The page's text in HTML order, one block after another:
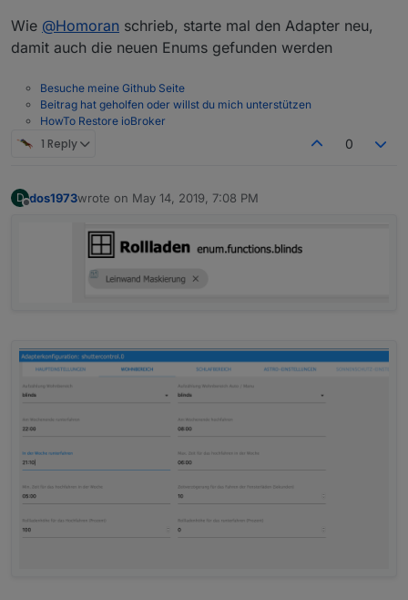
Wie @Homoran schrieb, starte mal den Adapter neu,
damit auch die neuen Enums gefunden werden
Besuche meine Github Seite
Beitrag hat geholfen oder willst du mich unterstützen
HowTo Restore ioBroker
1 Reply 0
D dos1973wrote on May 14, 2019, 7:08 PM
last edited by